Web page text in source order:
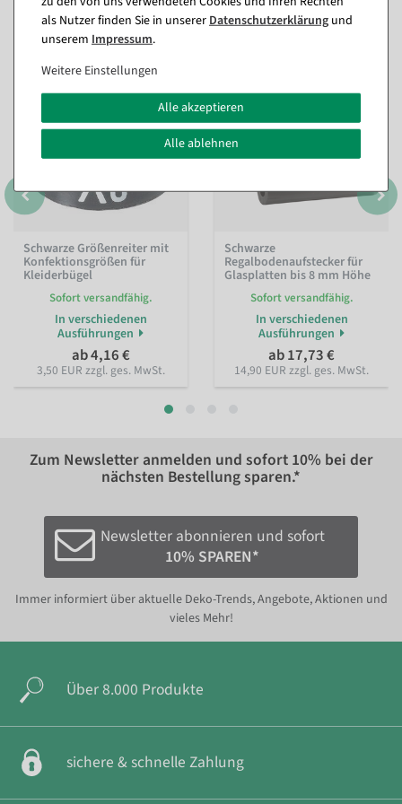
(8)
Schwarze Größenreiter mit
Konfektionsgrößen für
Kleiderbügel
Sofort versandfähig.
In verschiedenen
Ausführungen
ab 4,16 €
3,50 EUR zzgl. ges. MwSt.
Schwarze
Regalbodenaufstecker für
Glasplatten bis 8 mm Höhe
Sofort versandfähig.
In verschiedenen
Ausführungen
ab 17,73 €
14,90 EUR zzgl. ges. MwSt.
Zum Newsletter anmelden und sofort 10% bei der
nächsten Bestellung sparen.*
Newsletter abonnieren und sofort
10% SPAREN*
Immer informiert über aktuelle Deko-Trends, Angebote, Aktionen und
vieles Mehr!
Über 8.000 Produkte
sichere & schnelle Zahlung
als Nutzer finden Sie in unsererDaten­schutz­erklärung und
unserem Impressum.
Weitere Einstellungen
Alle akzeptieren
Alle ablehnen